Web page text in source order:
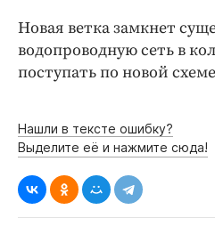
Новая ветка замкнет
водопроводную сеть в
поступать по новой
Нашли в тексте ошибку?
Выделите её и нажмите сюда!